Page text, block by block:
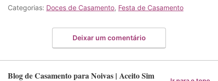
Categorias: Doces de Casamento, Festa de Casamento
Deixar um comentário
Blog de Casamento para Noivas | Aceito Sim